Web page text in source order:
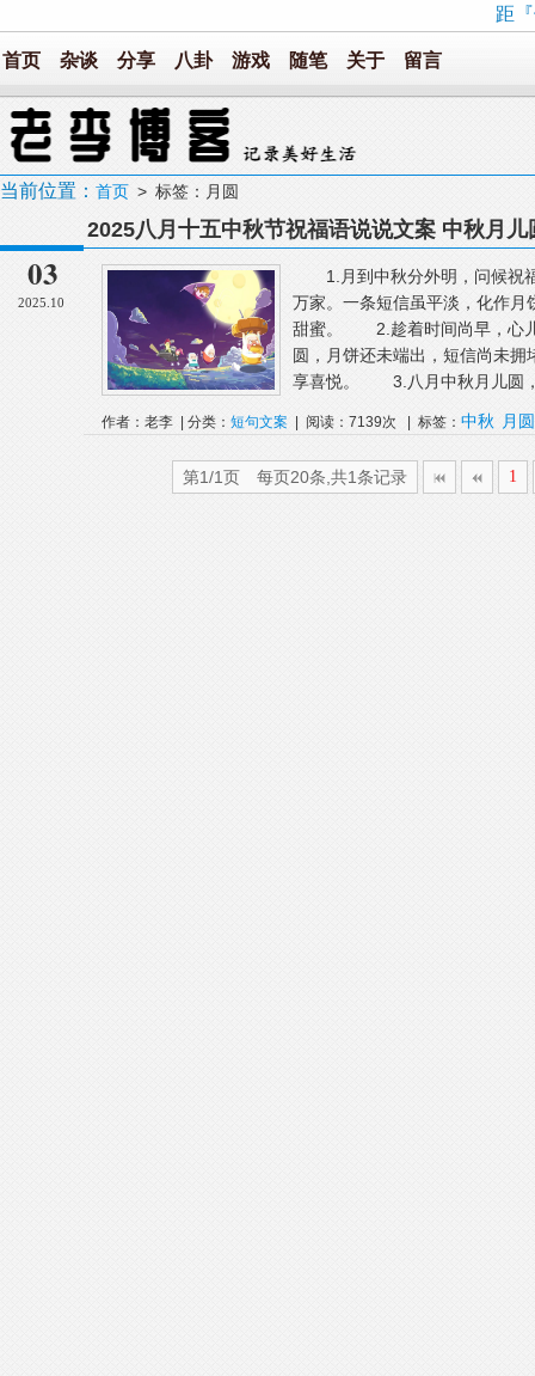
距
首页 杂谈 分享 八卦 游戏 随笔 关于 留言
当前位置： 首页 > 标签：月圆
03
2025.10
2025八月十五中秋节祝福语说说文案 中秋月
1.月到中秋分外明，问候祝
万家。一条短信虽平淡，化作
甜蜜。 2.趁着时间尚早，心儿
圆，月饼还未端出，短信尚未
享喜悦。 3.八月中秋月儿圆，
作者：老李 | 分类： 短句文案 | 阅读：7139次 | 标签： 中秋 月圆
第1/1页 每页20条,共1条记录 1